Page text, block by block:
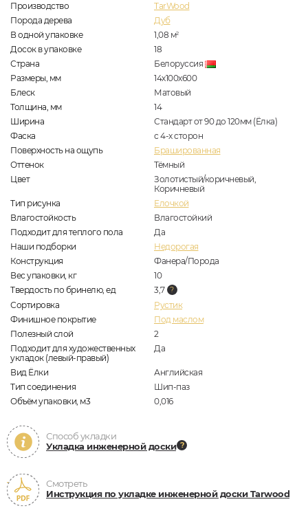
Производство
TarWood
Порода дерева
Дуб
В одной упаковке
1,08 м2
Досок в упаковке
18
Страна
Белоруссия
Размеры, мм
14х100х600
Блеск
Матовый
Толщина, мм
14
Ширина
Стандарт от 90 до 120мм (Ёлка)
Фаска
с 4-х сторон
Поверхность на ощупь
Брашированная
Оттенок
Тёмный
Цвет
Золотистый/коричневый,
Коричневый
Тип рисунка
Елочкой
Влагостойкость
Влагостойкий
Подходит для теплого пола
Да
Наши подборки
Недорогая
Конструкция
Фанера/Порода
Вес упаковки, кг
10
Твердость по бринелю, ед
3,7
Сортировка
Рустик
Финишное покрытие
Под маслом
Полезный слой
2
Подходит для художественных
укладок (левый-правый)
Да
Вид Ёлки
Английская
Тип соединения
Шип-паз
Объём упаковки, м3
0,016
Способ укладки
Укладка инженерной доски
Смотреть
Инструкция по укладке инженерной доски Tarwood